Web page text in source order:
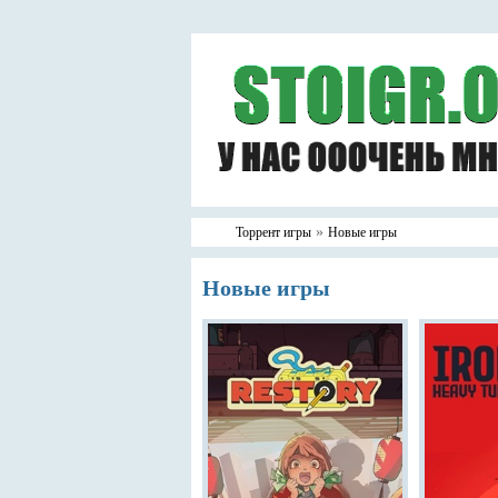
Торрент игры » Новые игры
Новые игры